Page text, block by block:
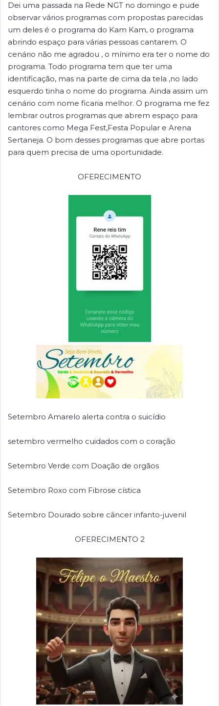
Dei uma passada na Rede NGT no domingo e pude
observar vários programas com propostas parecidas
um deles é o programa do Kam Kam, o programa
abrindo espaço para várias pessoas cantarem. O
cenário não me agradou , o mínimo era ter o nome do
programa. Todo programa tem que ter uma
identificação, mas na parte de cima da tela ,no lado
esquerdo tinha o nome do programa. Ainda assim um
cenário com nome ficaria melhor. O programa me fez
lembrar outros programas que abrem espaço para
cantores como Mega Fest,Festa Popular e Arena
Sertaneja. O bom desses programas que abre portas
para quem precisa de uma oportunidade.
OFERECIMENTO
Setembro Amarelo alerta contra o suicídio
setembro vermelho cuidados com o coração
Setembro Verde com Doação de orgãos
Setembro Roxo com Fibrose cística
Setembro Dourado sobre câncer infanto-juvenil
OFERECIMENTO 2